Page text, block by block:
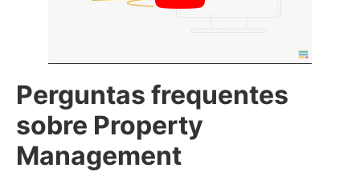
Perguntas frequentes
sobre Property
Management